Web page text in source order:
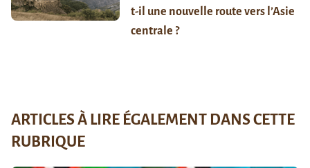
t-il une nouvelle route vers l’Asie
centrale ?
ARTICLES À LIRE ÉGALEMENT DANS CETTE
RUBRIQUE